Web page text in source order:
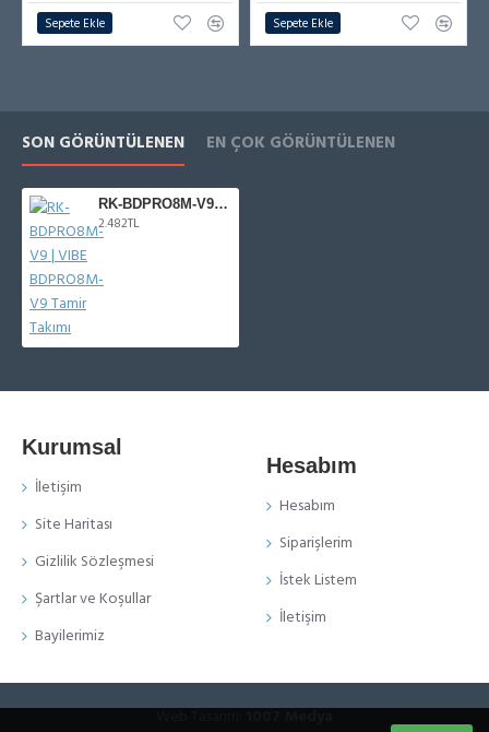
Sepete Ekle Sepete Ekle
SON GÖRÜNTÜLENEN EN ÇOK GÖRÜNTÜLENEN
RK-BDPRO8M-V9 | VIBE BDPRO8M-V9 Tamir Takımı
2.482TL
Kurumsal
İletişim
Site Haritası
Gizlilik Sözleşmesi
Şartlar ve Koşullar
Bayilerimiz
Hesabım
Hesabım
Siparişlerim
İstek Listem
İletişim